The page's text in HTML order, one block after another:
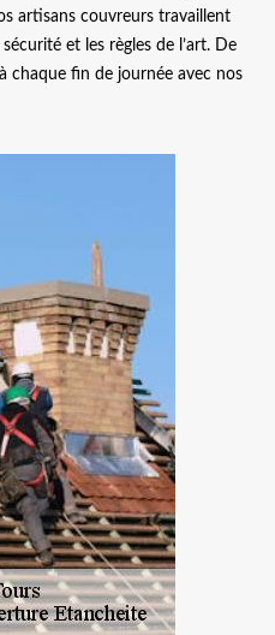
artisans couvreurs travaillent
et les règles de l’art. De
chaque fin de journée avec nos